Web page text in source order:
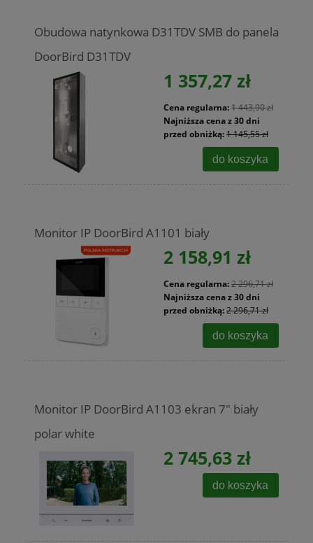
Obudowa natynkowa D31TDV SMB do panela
DoorBird D31TDV
1 357,27 zł
Cena regularna:1 443,90 zł
Najniższa cena z 30 dni
przed obniżką:1 145,55 zł
do koszyka
Monitor IP DoorBird A1101 biały
2 158,91 zł
Cena regularna:2 296,71 zł
Najniższa cena z 30 dni
przed obniżką:2 296,71 zł
do koszyka
Monitor IP DoorBird A1103 ekran 7" biały
polar white
2 745,63 zł
do koszyka